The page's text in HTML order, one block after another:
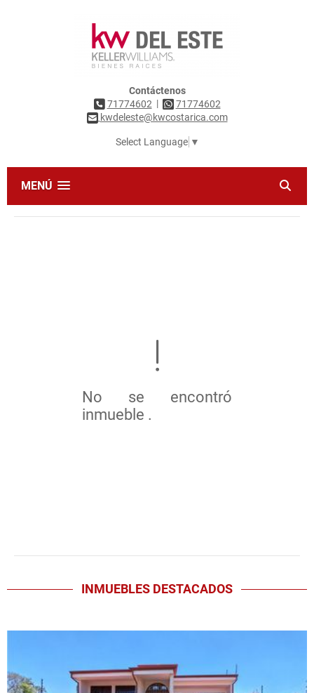
Contáctenos
71774602 |
71774602
kwdeleste@kwcostarica.com
Select Language ▼
MENÚ
No se encontró
inmueble .
INMUEBLES DESTACADOS